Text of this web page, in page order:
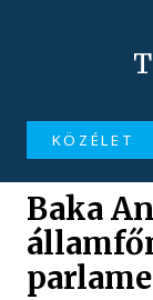
KÖZÉLET
Baka